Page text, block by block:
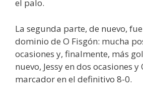
el palo.
La segunda parte, de nuevo,
dominio de O Fisgón: mucha
ocasiones y, finalmente, más
nuevo, Jessy en dos ocasiones
marcador en el definitivo 8-0.